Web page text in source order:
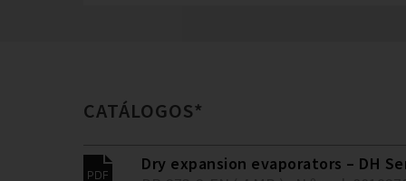
CATÁLOGOS*
Dry expansion evaporators – DH